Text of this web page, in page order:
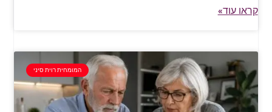
קראו עוד»
המומחית רוית סיני